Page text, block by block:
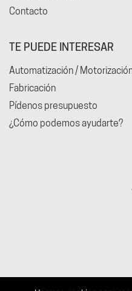
Contacto
TE PUEDE INTERESAR
Automatización /
Fabricación
Pídenos presupuesto
¿Cómo podemos ayudarte?